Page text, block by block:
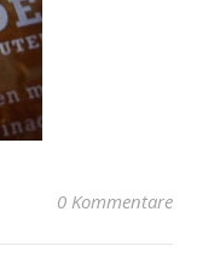
0 Kommentare